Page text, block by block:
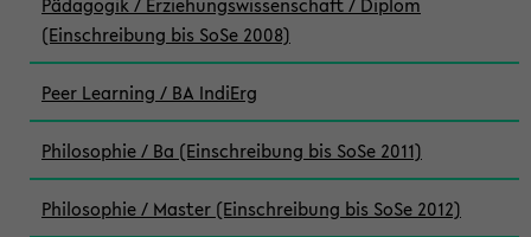
(Einschreibung bis SoSe 2008)
Peer Learning / BA IndiErg
Philosophie / Ba (Einschreibung bis SoSe 2011)
Philosophie / Master (Einschreibung bis SoSe 2012)